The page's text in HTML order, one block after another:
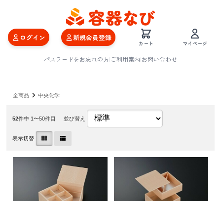
ログイン 新規会員登録
カート マイページ
パスワードをお忘れの方|ご利用案内|お問い合わせ
全商品 中央化学
52件中 1〜50件目 並び替え
表示切替